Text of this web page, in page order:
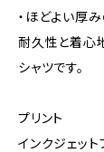
・ほどよい厚
耐久性と着心
シャツです。
プリント
インクジェット